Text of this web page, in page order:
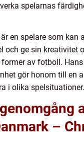
spelarnas
en spelare som kan
och ge sin kreativitet
av fotboll.
gör honom till en
i olika spelsituationer.
–